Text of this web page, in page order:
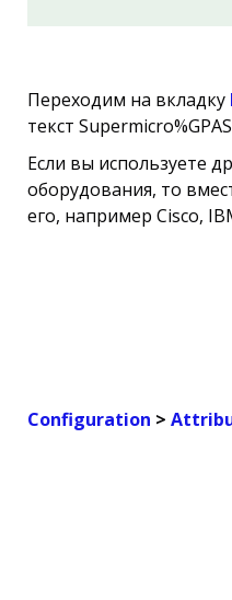
Переходим на вкладку
текст
Если вы используете
оборудования, то
его, например Cisco,
Configuration >